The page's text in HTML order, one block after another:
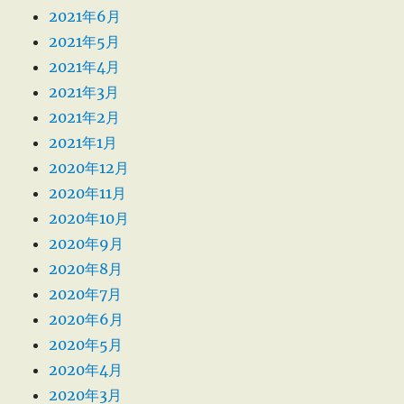
2021年6月
2021年5月
2021年4月
2021年3月
2021年2月
2021年1月
2020年12月
2020年11月
2020年10月
2020年9月
2020年8月
2020年7月
2020年6月
2020年5月
2020年4月
2020年3月